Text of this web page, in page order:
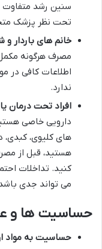
سنین رشد متفاوت
تحت نظر پزشک
خانم های باردار و
مصرف هرگونه
ندارد.
افراد تحت درمان
دارویی خاصی
های کلیوی، کبدی،
هستید، قبل از
کنید. تداخلات
می تواند جدی
حساسیت ها و
حساسیت به مواد